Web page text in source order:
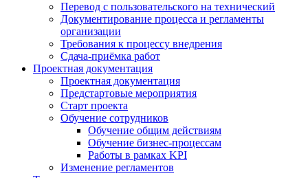
Перевод с пользовательского на технический
Документирование процесса и регламенты
организации
Требования к процессу внедрения
Сдача-приёмка работ
Проектная документация
Проектная документация
Предстартовые мероприятия
Старт проекта
Обучение сотрудников
Обучение общим действиям
Обучение бизнес-процессам
Работы в рамках KPI
Изменение регламентов